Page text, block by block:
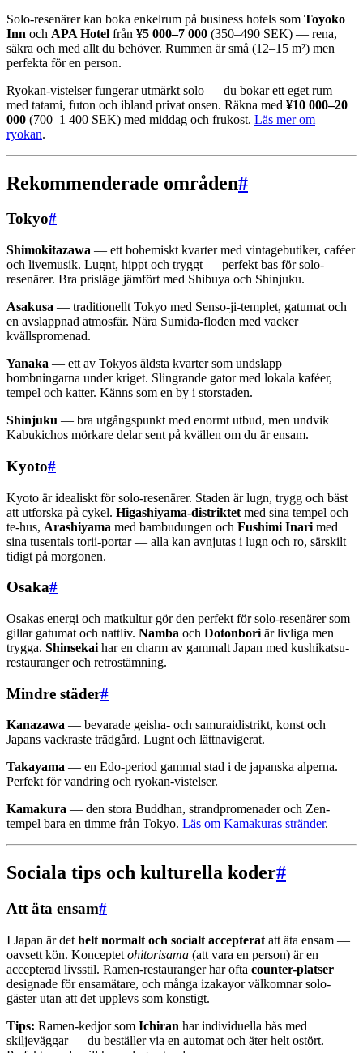
Solo-resenärer kan boka enkelrum på business hotels som Toyoko
Inn och APA Hotel från ¥5 000–7 000 (350–490 SEK) — rena,
säkra och med allt du behöver. Rummen är små (12–15 m²) men
perfekta för en person.
Ryokan-vistelser fungerar utmärkt solo — du bokar ett eget rum
med tatami, futon och ibland privat onsen. Räkna med ¥10 000–20
000 (700–1 400 SEK) med middag och frukost. Läs mer om
ryokan.
Rekommenderade områden#
Tokyo#
Shimokitazawa — ett bohemiskt kvarter med vintagebutiker, caféer
och livemusik. Lugnt, hippt och tryggt — perfekt bas för solo-
resenärer. Bra prisläge jämfört med Shibuya och Shinjuku.
Asakusa — traditionellt Tokyo med Senso-ji-templet, gatumat och
en avslappnad atmosfär. Nära Sumida-floden med vacker
kvällspromenad.
Yanaka — ett av Tokyos äldsta kvarter som undslapp
bombningarna under kriget. Slingrande gator med lokala kaféer,
tempel och katter. Känns som en by i storstaden.
Shinjuku — bra utgångspunkt med enormt utbud, men undvik
Kabukichos mörkare delar sent på kvällen om du är ensam.
Kyoto#
Kyoto är idealiskt för solo-resenärer. Staden är lugn, trygg och bäst
att utforska på cykel. Higashiyama-distriktet med sina tempel och
te-hus, Arashiyama med bambudungen och Fushimi Inari med
sina tusentals torii-portar — alla kan avnjutas i lugn och ro, särskilt
tidigt på morgonen.
Osaka#
Osakas energi och matkultur gör den perfekt för solo-resenärer som
gillar gatumat och nattliv. Namba och Dotonbori är livliga men
trygga. Shinsekai har en charm av gammalt Japan med kushikatsu-
restauranger och retrostämning.
Mindre städer#
Kanazawa — bevarade geisha- och samuraidistrikt, konst och
Japans vackraste trädgård. Lugnt och lättnavigerat.
Takayama — en Edo-period gammal stad i de japanska alperna.
Perfekt för vandring och ryokan-vistelser.
Kamakura — den stora Buddhan, strandpromenader och Zen-
tempel bara en timme från Tokyo. Läs om Kamakuras stränder.
Sociala tips och kulturella koder#
Att äta ensam#
I Japan är det helt normalt och socialt accepterat att äta ensam —
oavsett kön. Konceptet ohitorisama (att vara en person) är en
accepterad livsstil. Ramen-restauranger har ofta counter-platser
designade för ensamätare, och många izakayor välkomnar solo-
gäster utan att det upplevs som konstigt.
Tips: Ramen-kedjor som Ichiran har individuella bås med
skiljeväggar — du beställer via en automat och äter helt ostört.